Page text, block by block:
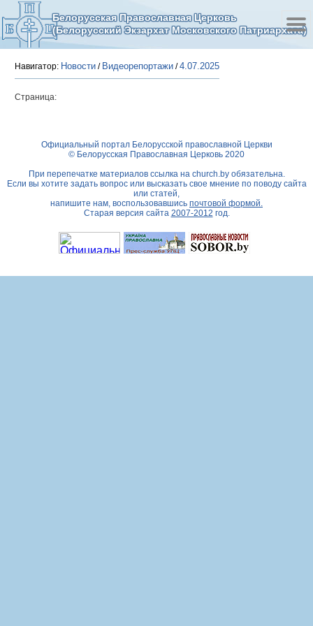
Белорусская Православная Церковь
(Белорусский Экзархат Московского Патриархата)
Навигатор: Новости / Видеорепортажи /4.07.2025
Страница:
Официальный портал Белорусской православной Церкви
© Белорусская Православная Церковь 2020
При перепечатке материалов ссылка на church.byобязательна.
Если вы хотите задать вопрос или высказать свое мнение по поводу сайта
или статей,
напишите нам, воспользовавшись почтовой формой.
Старая версия сайта 2007-2012 год.